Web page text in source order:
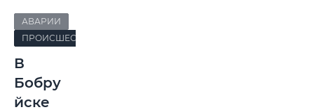
АВАРИИ
ПРОИСШЕСТВИЯ
В
Бобру
йске